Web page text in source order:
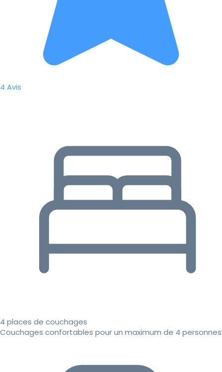
4 Avis
4 places de couchages
Couchages confortables pour un maximum de 4 personnes